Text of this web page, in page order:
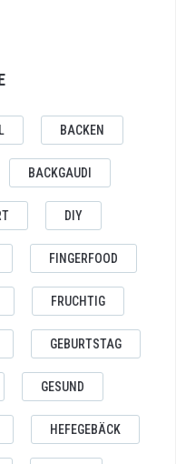
BACKEN
BACKGAUDI
DIY
FINGERFOOD
FRUCHTIG
GEBURTSTAG
GESUND
HEFEGEBÄCK